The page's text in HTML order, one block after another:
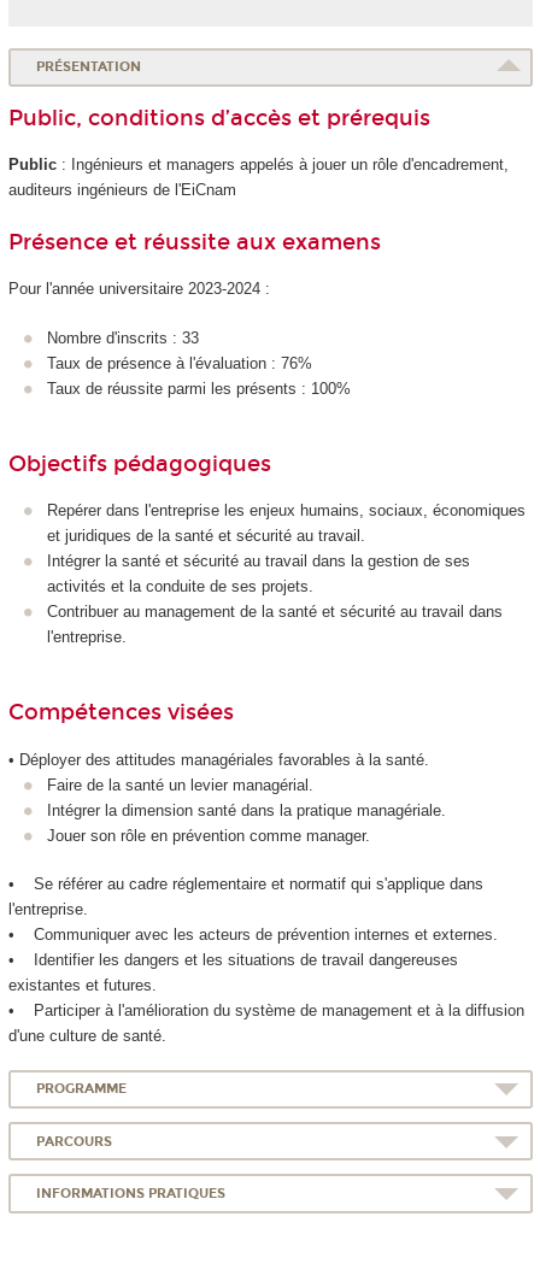
PRÉSENTATION
Public, conditions d’accès et prérequis
Public: Ingénieurs et managers appelés à jouer un rôle d'encadrement,
auditeurs ingénieurs de l'EiCnam
Présence et réussite aux examens
Pour l'année universitaire 2023-2024 :
Nombre d'inscrits : 33
Taux de présence à l'évaluation : 76%
Taux de réussite parmi les présents : 100%
Objectifs pédagogiques
Repérer dans l'entreprise les enjeux humains, sociaux, économiques
et juridiques de la santé et sécurité au travail.
Intégrer la santé et sécurité au travail dans la gestion de ses
activités et la conduite de ses projets.
Contribuer au management de la santé et sécurité au travail dans
l'entreprise.
Compétences visées
• Déployer des attitudes managériales favorables à la santé.
Faire de la santé un levier managérial.
Intégrer la dimension santé dans la pratique managériale.
Jouer son rôle en prévention comme manager.
• Se référer au cadre réglementaire et normatif qui s'applique dans
l'entreprise.
• Communiquer avec les acteurs de prévention internes et externes.
• Identifier les dangers et les situations de travail dangereuses
existantes et futures.
• Participer à l'amélioration du système de management et à la diffusion
d'une culture de santé.
PROGRAMME
PARCOURS
INFORMATIONS PRATIQUES